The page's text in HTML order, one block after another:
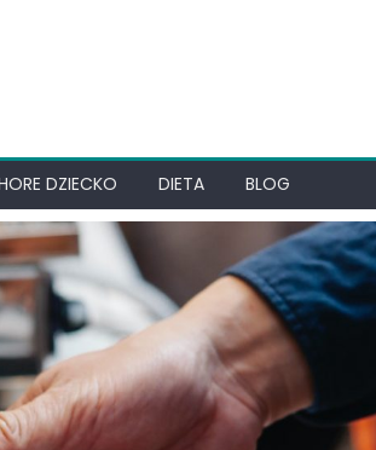
DZIECKO DIETA BLOG